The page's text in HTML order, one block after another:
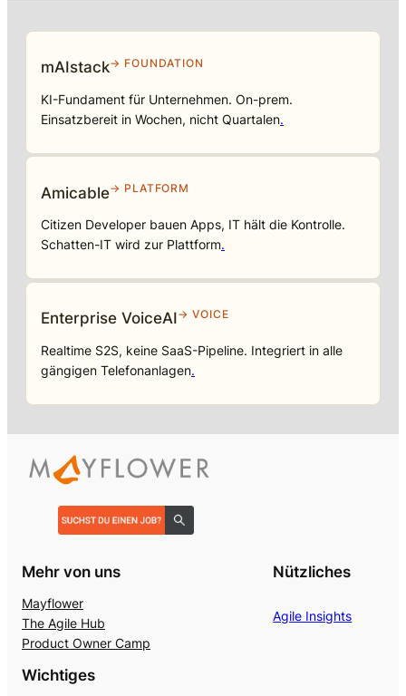
mAIstack→ FOUNDATION
KI-Fundament für Unternehmen. On-prem.
Einsatzbereit in Wochen, nicht Quartalen.
Amicable→ PLATFORM
Citizen Developer bauen Apps, IT hält die Kontrolle.
Schatten-IT wird zur Plattform.
Enterprise VoiceAI→ VOICE
Realtime S2S, keine SaaS-Pipeline. Integriert in alle
gängigen Telefonanlagen.
Mehr von uns
Mayflower
The Agile Hub
Product Owner Camp
Nützliches
Agile Insights
Wichtiges